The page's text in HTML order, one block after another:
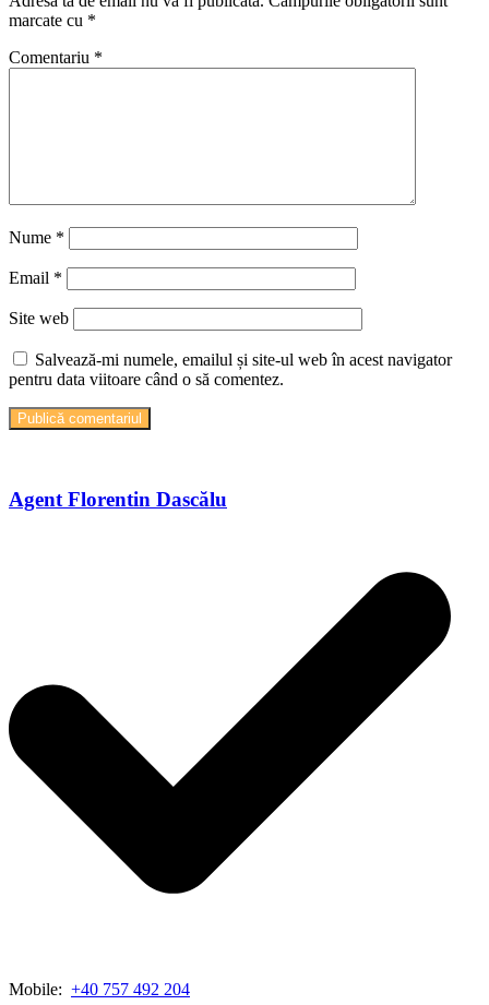
marcate cu *
Comentariu *
Nume *
Email *
Site web
Salvează-mi numele, emailul și site-ul web în acest navigator
pentru data viitoare când o să comentez.
Agent Florentin Dascălu
Mobile: +40 757 492 204